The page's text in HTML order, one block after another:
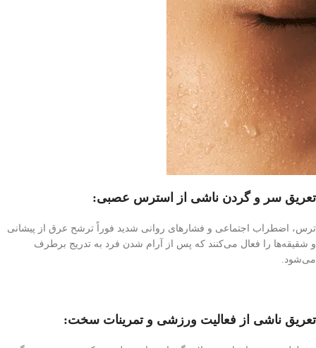
تعریق سر و گردن ناشی از استرس عصبی:
ترس، اضطراب اجتماعی و فشارهای روانی شدید فوراً ترشح عرق از پیشانی
و شقیقه‌ها را فعال می‌کنند که پس از آرام شدن فرد به تدریج برطرف
می‌شود.
تعریق ناشی از فعالیت ورزشی و تمرینات سخت: